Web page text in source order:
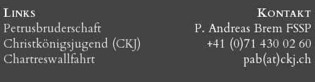
Links
Petrus­bruderschaft
Christ­königs­jugend (CKJ)
Chartres­wallfahrt
Kontakt
P. Andreas Brem FSSP
+41 (0)71 430 02 60
pab(at)ckj.ch